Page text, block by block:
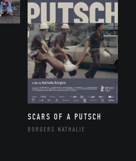
SCARS OF A PUTSCH
BORGERS NATHALIE